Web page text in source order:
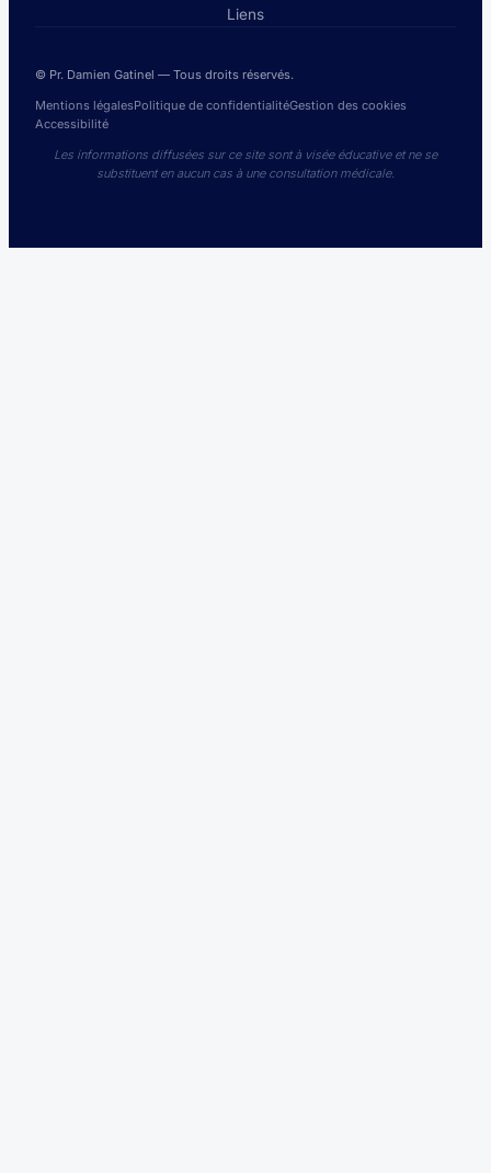
Liens
© Pr. Damien Gatinel — Tous droits réservés.
Mentions légalesPolitique de confidentialitéGestion des cookies
Accessibilité
Les informations diffusées sur ce site sont à visée éducative et ne se
substituent en aucun cas à une consultation médicale.